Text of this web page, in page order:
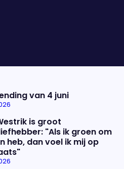
van 4 juni
is groot
"Als ik groen om
heb, dan voel ik mij op